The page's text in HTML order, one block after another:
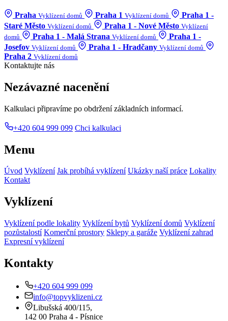
Praha Vyklízení domů Praha 1 Vyklízení domů
Praha 1 -
Staré Město Vyklízení domů Praha 1 - Nové Město Vyklízení
domů
Praha 1 - Malá Strana Vyklízení domů
Praha 1 -
Josefov Vyklízení domů Praha 1 - Hradčany Vyklízení domů
Praha 2 Vyklízení domů
Kontaktujte nás
Nezávazné nacenění
Kalkulaci připravíme po obdržení základních informací.
+420 604 999 099 Chci kalkulaci
Menu
Úvod Vyklízení Jak probíhá vyklízení Ukázky naší práce Lokality
Kontakt
Vyklízení
Vyklízení podle lokality Vyklízení bytů Vyklízení domů Vyklízení
pozůstalostí Komerční prostory Sklepy a garáže Vyklízení zahrad
Expresní vyklízení
Kontakty
+420 604 999 099
info@topvyklizeni.cz
Libušská 400/115,
142 00 Praha 4 - Písnice